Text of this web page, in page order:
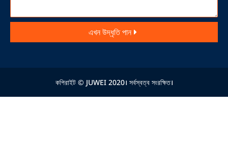
এখন উদ্ধৃতি পান
কপিরাইট © JUWEI 2020। সর্বস্বত্ব সংরক্ষিত।